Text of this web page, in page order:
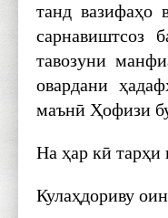
танд вазифаҳо
сарнавиштсоз
тавозуни
овардани
маънӣ Ҳофизи
На ҳар кӣ тарҳи
Кулаҳдориву